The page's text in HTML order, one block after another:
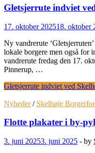
Gletsjerrute indviet
17. oktober 202518. oktober
Ny vandrerute
lokale borgere men også for
vandrerute fredag den 17.
Pinnerup, …
Gletsjerrute indviet ved
Nyheder/ Skelhøje
Flotte plakater i by-
3. juni 20253. juni 2025 - by